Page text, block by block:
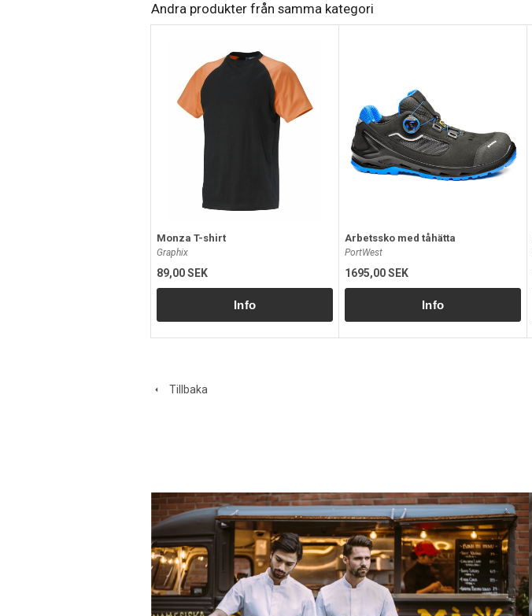
Andra produkter från samma kategori
Monza T-shirt
Graphix
89,00 SEK
Arbetssko med tåhätta
PortWest
1695,00 SEK
Tillbaka